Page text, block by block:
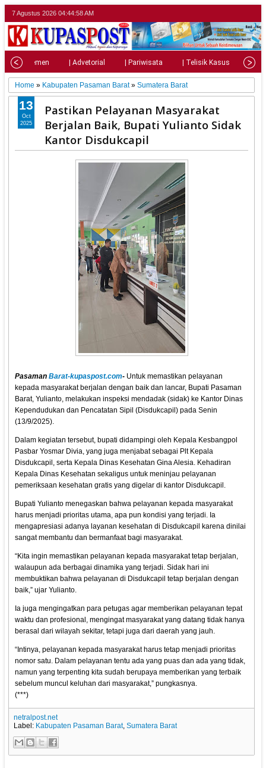
7 Agustus 2026 04:44:59 AM
| Parlemen | Advetorial | Pariwisata | Telisik Kasus |
Home » Kabupaten Pasaman Barat»Sumatera Barat
Pastikan Pelayanan Masyarakat
Berjalan Baik, Bupati Yulianto Sidak
Kantor Disdukcapil
PasamanBarat-kupaspost.com- Untuk memastikan pelayanan
kepada masyarakat berjalan dengan baik dan lancar, Bupati Pasaman
Barat, Yulianto, melakukan inspeksi mendadak (sidak) ke Kantor Dinas
Kependudukan dan Pencatatan Sipil (Disdukcapil) pada Senin
(13/9/2025).
Dalam kegiatan tersebut, bupati didampingi oleh Kepala Kesbangpol
Pasbar Yosmar Divia, yang juga menjabat sebagai Plt Kepala
Disdukcapil, serta Kepala Dinas Kesehatan Gina Alesia. Kehadiran
Kepala Dinas Kesehatan sekaligus untuk meninjau pelayanan
pemeriksaan kesehatan gratis yang digelar di kantor Disdukcapil.
Bupati Yulianto menegaskan bahwa pelayanan kepada masyarakat
harus menjadi prioritas utama, apa pun kondisi yang terjadi. Ia
mengapresiasi adanya layanan kesehatan di Disdukcapil karena dinilai
sangat membantu dan bermanfaat bagi masyarakat.
“Kita ingin memastikan pelayanan kepada masyarakat tetap berjalan,
walaupun ada berbagai dinamika yang terjadi. Sidak hari ini
membuktikan bahwa pelayanan di Disdukcapil tetap berjalan dengan
baik,” ujar Yulianto.
Ia juga mengingatkan para petugas agar memberikan pelayanan tepat
waktu dan profesional, mengingat masyarakat yang datang tidak hanya
berasal dari wilayah sekitar, tetapi juga dari daerah yang jauh.
“Intinya, pelayanan kepada masyarakat harus tetap menjadi prioritas
nomor satu. Dalam pelayanan tentu ada yang puas dan ada yang tidak,
namun yang terpenting kita sudah berupaya memberikan yang terbaik
sebelum muncul keluhan dari masyarakat,” pungkasnya.
(***)
13
Oct
2025
netralpost.net
Label: Kabupaten Pasaman Barat,Sumatera Barat